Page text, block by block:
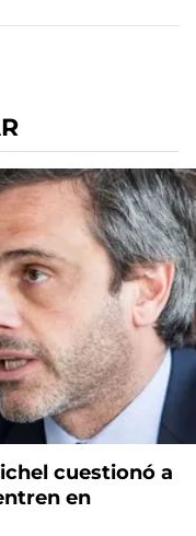
cuestionó a
en